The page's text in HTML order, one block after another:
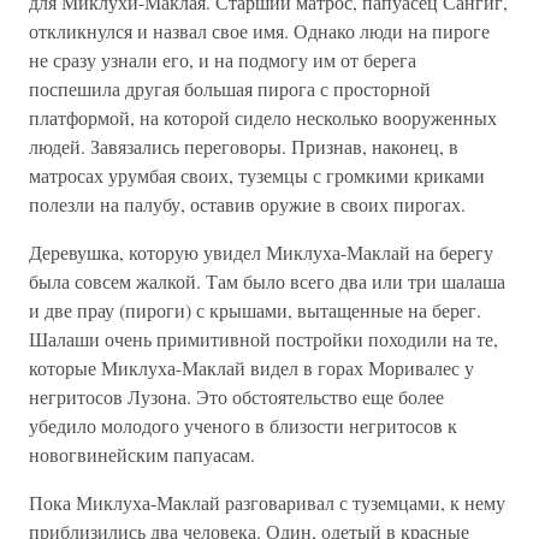
откликнулся и назвал свое имя. Однако люди на пироге
не сразу узнали его, и на подмогу им от берега
поспешила другая большая пирога с просторной
платформой, на которой сидело несколько вооруженных
людей. Завязались переговоры. Признав, наконец, в
матросах урумбая своих, туземцы с громкими криками
полезли на палубу, оставив оружие в своих пирогах.
Деревушка, которую увидел Миклуха-Маклай на берегу
была совсем жалкой. Там было всего два или три шалаша
и две прау (пироги) с крышами, вытащенные на берег.
Шалаши очень примитивной постройки походили на те,
которые Миклуха-Маклай видел в горах Моривалес у
негритосов Лузона. Это обстоятельство еще более
убедило молодого ученого в близости негритосов к
новогвинейским папуасам.
Пока Миклуха-Маклай разговаривал с туземцами, к нему
приблизились два человека. Один, одетый в красные